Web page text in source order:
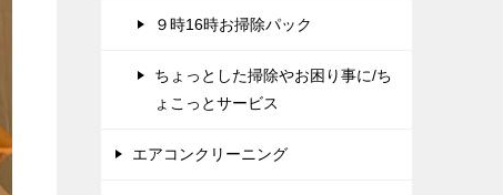
９時16時お掃除パック
ちょっとした掃除やお困り事に/ち
ょこっとサービス
エアコンクリーニング